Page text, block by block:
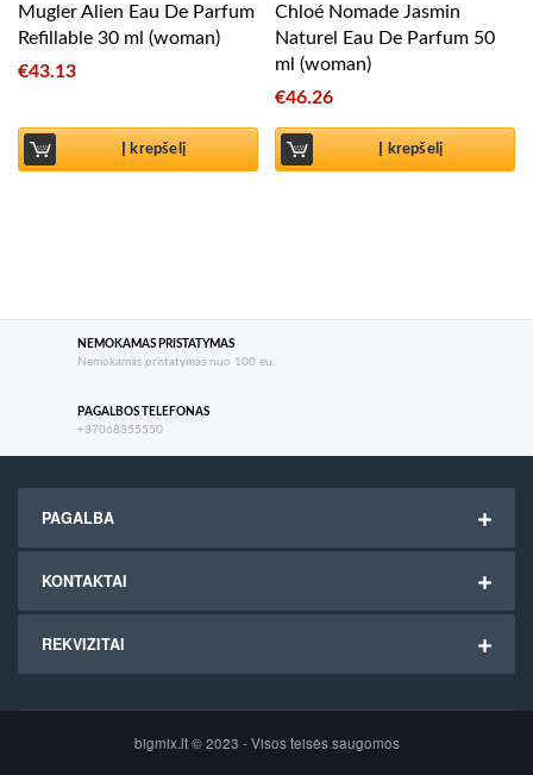
Mugler Alien Eau De Parfum
Refillable 30 ml (woman)
€43.13
Į krepšelį
Chloé Nomade Jasmin
Naturel Eau De Parfum 50
ml (woman)
€46.26
Į krepšelį
NEMOKAMAS PRISTATYMAS
Nemokamas pristatymas nuo 100 eu.
PAGALBOS TELEFONAS
+37068355550
PAGALBA
KONTAKTAI
REKVIZITAI
bigmix.lt © 2023 - Visos teisės saugomos